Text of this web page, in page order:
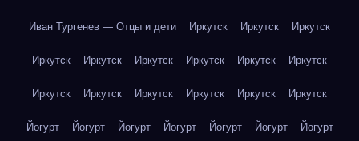
Иван Тургенев — Отцы и дети Иркутск Иркутск Иркутск
Иркутск Иркутск Иркутск Иркутск Иркутск Иркутск
Иркутск Иркутск Иркутск Иркутск Иркутск Иркутск
Йогурт Йогурт Йогурт Йогурт Йогурт Йогурт Йогурт